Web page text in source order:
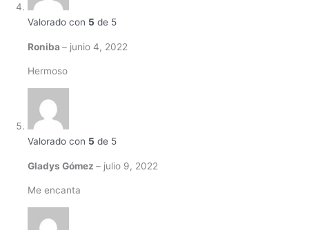
Valorado con 5 de 5
Roniba – junio 4, 2022
Hermoso
Valorado con 5 de 5
Gladys Gómez – julio 9, 2022
Me encanta